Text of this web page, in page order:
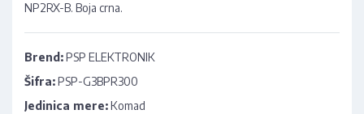
NP2RX-B. Boja crna.
Brend:PSP ELEKTRONIK
Šifra:PSP-G3BPR300
Jedinica mere:Komad